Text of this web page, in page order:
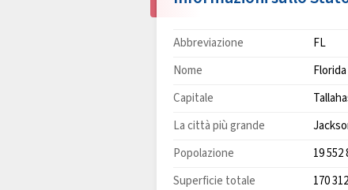
Abbreviazione
FL
Nome
Florida
Capitale
La città più grande
Popolazione
19 552
Superficie totale
170